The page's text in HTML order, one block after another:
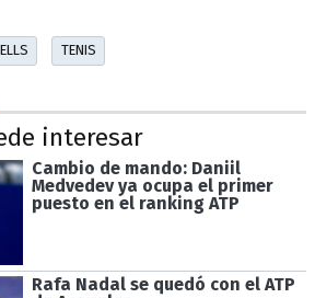
TENIS
interesar
Cambio de mando: Daniil
Medvedev ya ocupa el primer
puesto en el ranking ATP
Rafa Nadal se quedó con el ATP